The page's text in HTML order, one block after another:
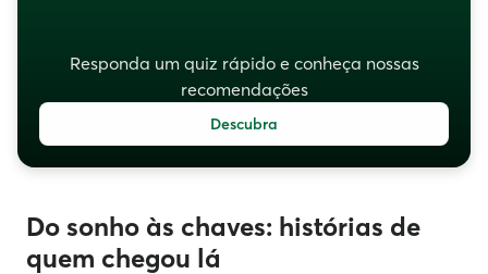
Responda um quiz rápido e conheça nossas
recomendações
Descubra
Do sonho às chaves: histórias de
quem chegou lá